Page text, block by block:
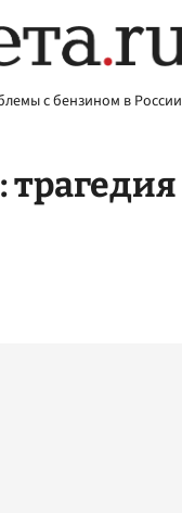
с бензином в России
трагедия